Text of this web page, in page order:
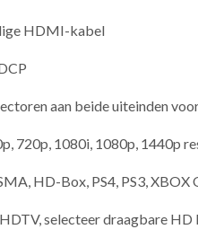
HDMI-kabel
aan beide uiteinden
720p, 1080i, 1080p, 1440p
HD-Box, PS4, PS3,
selecteer draagbare HD